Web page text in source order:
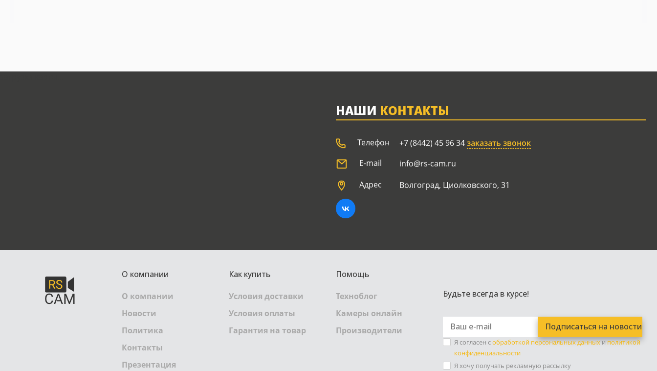
НАШИ КОНТАКТЫ
Телефон +7 (8442) 45 96 34заказать звонок
E-mail
info@rs-cam.ru
Адрес
Волгоград, Циолковского, 31
О компании
О компании
Новости
Политика
Контакты
Презентация
Как купить
Условия доставки
Условия оплаты
Гарантия на товар
Помощь
Техноблог
Камеры онлайн
Производители
Будьте всегда в курсе!
Я согласен собработкой персональных данныхиполитикой
конфиденциальности
Я хочу получать рекламную рассылку